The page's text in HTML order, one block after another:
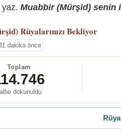
yaz. Muabbir (Mürşid) senin
Rüyalarınızı Bekliyor
dakika önce
Toplam
dokunuldu